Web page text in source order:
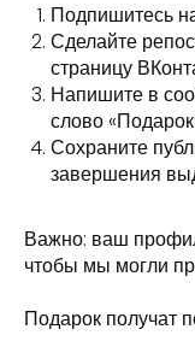
Подпишитесь
Сделайте
страницу
Напишите в
слово
Сохраните
завершения
Важно: ваш
чтобы мы могли
Подарок получат